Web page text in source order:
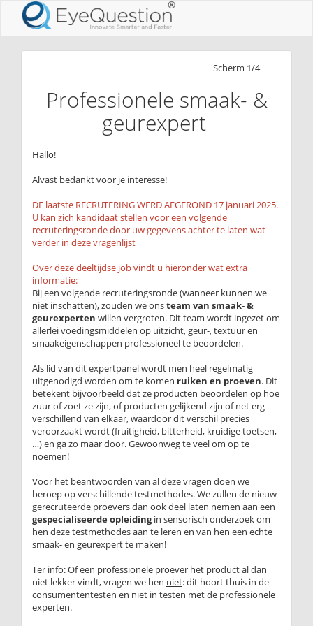
Scherm 1/4
Professionele smaak- &
geurexpert
Hallo!
Alvast bedankt voor je interesse!
DE laatste RECRUTERING WERD AFGEROND 17 januari 2025.
U kan zich kandidaat stellen voor een volgende
recruteringsronde door uw gegevens achter te laten wat
verder in deze vragenlijst
Over deze deeltijdse job vindt u hieronder wat extra
informatie:
Bij een volgende recruteringsronde (wanneer kunnen we
niet inschatten), zouden we onsteam van smaak- &
geurexperten willen vergroten. Dit team wordt ingezet om
allerlei voedingsmiddelen op uitzicht, geur-, textuur en
smaakeigenschappen professioneel te beoordelen.
Als lid van dit expertpanel wordt men heel regelmatig
uitgenodigd worden om te komen ruiken en proeven. Dit
betekent bijvoorbeeld dat ze producten beoordelen op hoe
zuur of zoet ze zijn, of producten gelijkend zijn of net erg
verschillend van elkaar, waardoor dit verschil precies
veroorzaakt wordt (fruitigheid, bitterheid, kruidige toetsen,
…) en ga zo maar door. Gewoonweg te veel om op te
noemen!
Voor het beantwoorden van al deze vragen doen we
beroep op verschillende testmethodes. We zullen de nieuw
gerecruteerde proevers dan ook deel laten nemen aan een
gespecialiseerde opleidingin sensorisch onderzoek om
hen deze testmethodes aan te leren en van hen een echte
smaak- en geurexpert te maken!
Ter info: Of een professionele proever het product al dan
niet lekker vindt, vragen we hen niet: dit hoort thuis in de
consumententesten en niet in testen met de professionele
experten.